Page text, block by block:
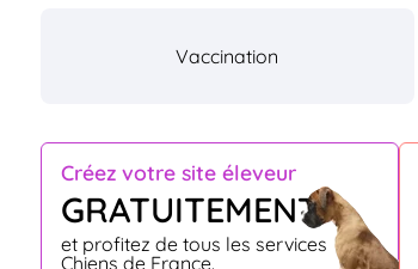
Créez votre site éleveur
GRATUITEMENT
et profitez de tous les services
Chiens de France.
Vaccination